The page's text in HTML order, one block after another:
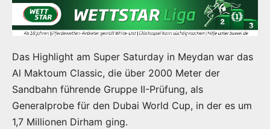
Das Highlight am Super Saturday in Meydan war das
Al Maktoum Classic, die über 2000 Meter der
Sandbahn führende Gruppe II-Prüfung, als
Generalprobe für den Dubai World Cup, in der es um
1,7 Millionen Dirham ging.